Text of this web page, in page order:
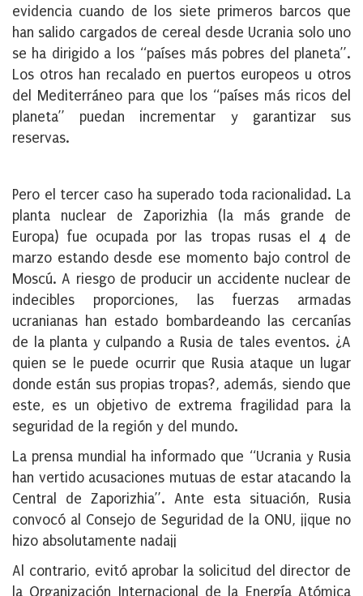
evidencia cuando de los siete primeros barcos que
han salido cargados de cereal desde Ucrania solo uno
se ha dirigido a los “países más pobres del planeta”.
Los otros han recalado en puertos europeos u otros
del Mediterráneo para que los “países más ricos del
planeta” puedan incrementar y garantizar sus
reservas.
Pero el tercer caso ha superado toda racionalidad. La
planta nuclear de Zaporizhia (la más grande de
Europa) fue ocupada por las tropas rusas el 4 de
marzo estando desde ese momento bajo control de
Moscú. A riesgo de producir un accidente nuclear de
indecibles proporciones, las fuerzas armadas
ucranianas han estado bombardeando las cercanías
de la planta y culpando a Rusia de tales eventos. ¿A
quien se le puede ocurrir que Rusia ataque un lugar
donde están sus propias tropas?, además, siendo que
este, es un objetivo de extrema fragilidad para la
seguridad de la región y del mundo.
La prensa mundial ha informado que “Ucrania y Rusia
han vertido acusaciones mutuas de estar atacando la
Central de Zaporizhia”. Ante esta situación, Rusia
convocó al Consejo de Seguridad de la ONU, ¡¡que no
hizo absolutamente nada¡¡
Al contrario, evitó aprobar la solicitud del director de
la Organización Internacional de la Energía Atómica